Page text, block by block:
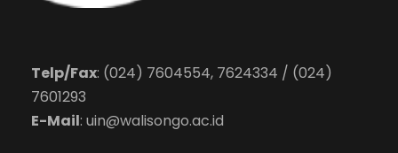
Telp/Fax: (024) 7604554, 7624334 / (024)
7601293
E-Mail: uin@walisongo.ac.id